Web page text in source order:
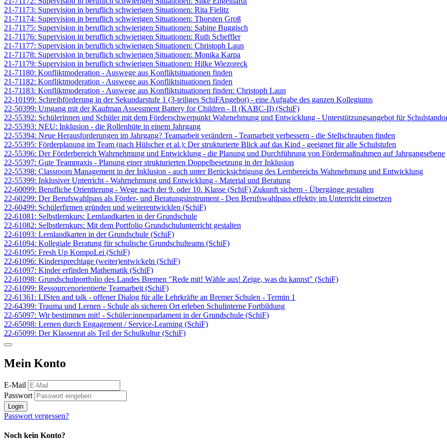
21-71173: Supervision in beruflich schwierigen Situationen: Rita Fielitz
21-71174: Supervision in beruflich schwierigen Situationen: Thorsten Groß
21-71175: Supervision in beruflich schwierigen Situationen: Sabine Buggisch
21-71176: Supervision in beruflich schwierigen Situationen: Ruth Scheffler
21-71177: Supervision in beruflich schwierigen Situationen: Christoph Laun
21-71178: Supervision in beruflich schwierigen Situationen: Monika Karpa
21-71179: Supervision in beruflich schwierigen Situationen: Hilke Wiezoreck
21-71180: Konfliktmoderation - Auswege aus Konfliktsituationen finden
21-71182: Konfliktmoderation - Auswege aus Konfliktsituationen finden
21-71183: Konfliktmoderation - Auswege aus Konfliktsituationen finden: Christoph Laun
22-10199: Schreibförderung in der Sekundarstufe 1 (3-teiliges SchiFAngebot) - eine Aufgabe des ganzen Kollegiums
22-50399: Umgang mit der Kaufman Assessment Battery for Children - II (KABC-II) (SchiF)
22-55392: Schülerinnen und Schüler mit dem Förderschwerpunkt Wahrnehmung und Entwicklung - Unterstützungsangebot für
22-55393: NEU: Inklusion - die Rollenhüte in einem Jahrgang
22-55394: Neue Herausforderungen im Jahrgang? Teamarbeit verändern - Teamarbeit verbessern - die Stellschrauben finden
22-55395: Förderplanung im Team (nach Hülscher et al.): Der strukturierte Blick auf das Kind - geeignet für alle Schulstufen
22-55396: Der Förderbereich Wahrnehmung und Entwicklung - die Planung und Durchführung von Fördermaßnahmen auf Jahrgangsebene
22-55397: Gute Teampraxis - Planung einer strukturierten Doppelbesetzung in der Inklusion
22-55398: Classroom Management in der Inklusion - auch unter Berücksichtigung des Lernbereichs Wahrnehmung und Entwicklung
22-55399: Inklusiver Unterricht - Wahrnehmung und Entwicklung - Material und Beratung
22-60099: Berufliche Orientierung - Wege nach der 9. oder 10. Klasse (SchiF) Zukunft sichern - Übergänge gestalten
22-60299: Der Berufswahlpass als Förder- und Beratungsinstrument - Den Berufswahlpass effektiv im Unterricht einsetzen
22-60499: Schülerfirmen gründen und weiterentwicklen (SchiF)
22-61081: Selbstlernkurs: Lernlandkarten in der Grundschule
22-61082: Selbstlernkurs: Mit dem Portfolio Grundschulunterricht gestalten
22-61093: Lernlandkarten in der Grundschule (SchiF)
22-61094: Kollegiale Beratung für schulische Grundschulteams (SchiF)
22-61095: Fresh Up KompoLei (SchiF)
22-61096: Kindersprechtage (weiter)entwickeln (SchiF)
22-61097: Kinder erfinden Mathematik (SchiF)
22-61098: Grundschulportfolio des Landes Bremen "Rede mit! Wähle aus! Zeige, was du kannst" (SchiF)
22-61099: Ressourcenorientierte Teamarbeit (SchiF)
22-61361: LISten and talk - offener Dialog für alle Lehrkräfte an Bremer Schulen - Termin 1
22-64399: Trauma und Lernen - Schule als sicheren Ort erleben Schulinterne Fortbildung
22-65097: Wir bestimmen mit! - Schüler:innenparlament in der Grundschule (SchiF)
22-65098: Lernen durch Engagement / Service-Learning (SchiF)
22-65099: Der Klassenrat als Teil der Schulkultur (SchiF)
Mein Konto
E-Mail
Passwort
Login
Passwort vergessen?
Noch kein Konto?